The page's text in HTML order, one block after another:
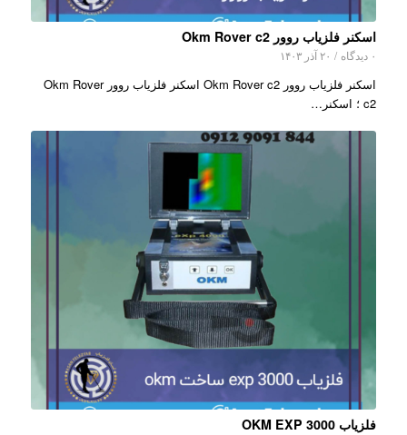
اسکنر فلزیاب روور Okm Rover c2
۰ دیدگاه / ۲۰ آذر ۱۴۰۳
اسکنر فلزیاب روور Okm Rover c2 اسکنر فلزیاب روور Okm Rover
c2 ؛ اسکنر…
فلزیاب OKM EXP 3000